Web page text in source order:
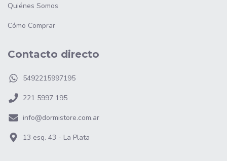
Quiénes Somos
Cómo Comprar
Contacto directo
5492215997195
221 5997 195
info@dormistore.com.ar
13 esq. 43 - La Plata